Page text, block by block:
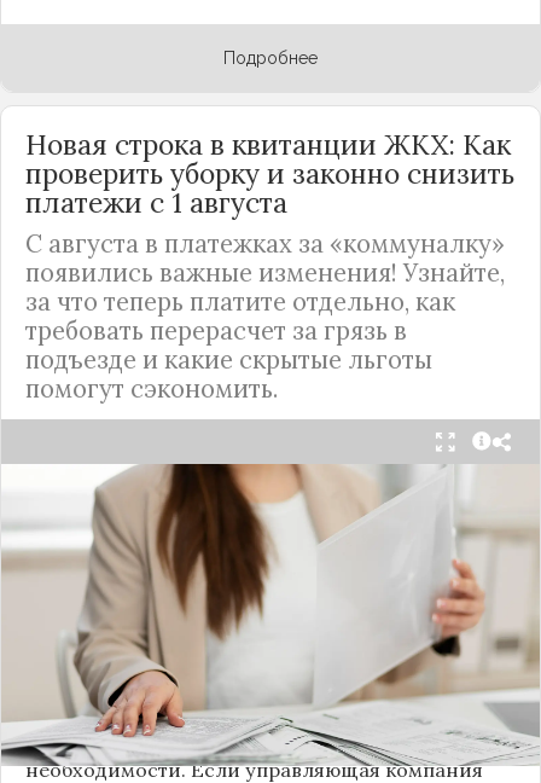
Подробнее
Новая строка в квитанции ЖКХ: Как
проверить уборку и законно снизить
платежи с 1 августа
С августа в платежках за «коммуналку»
появились важные изменения! Узнайте,
за что теперь платите отдельно, как
требовать перерасчет за грязь в
подъезде и какие скрытые льготы
помогут сэкономить.
С 1 августа в квитанциях за жилищно-
коммунальные услуги введено важное
новшество. Как поясняет автор канала "ВЗО
ProДеньги", теперь уборка мест общего
пользования (МОП) выделена в отдельную
строку. Это дает жильцам четкое понимание, за
что именно они платят.
Новые нормы строго регламентируют частоту
уборки: мытье полов и лестниц должно
проводиться несколько раз в неделю, удаление
пыли – еженедельно, а уборка снега – по мере
необходимости. Если управляющая компания